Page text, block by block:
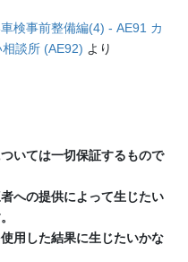
検事前整備編(4) - AE91 カ
談所 (AE92) より
いては一切保証するもので
への提供によって生じたい
用した結果に生じたいかな